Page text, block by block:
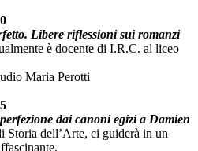
Libere riflessioni sui romanzi
è docente di I.R.C. al liceo
Maria Perotti
dai canoni egizi a Damien
Storia dell’Arte, ci guiderà in un